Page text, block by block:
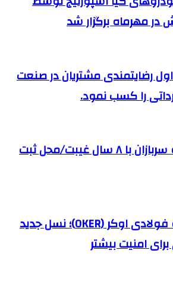
مهرماه برگزار شد
رضایتمندی مشتریان در صنعت
را کسب نمود.
طرح انصار ویژه سربازان با ۸ سال غیبت/محل ثبت
معرفی کرکره فولادی اوکر (OKER)؛ نسل جدید
امنیت بیشتر